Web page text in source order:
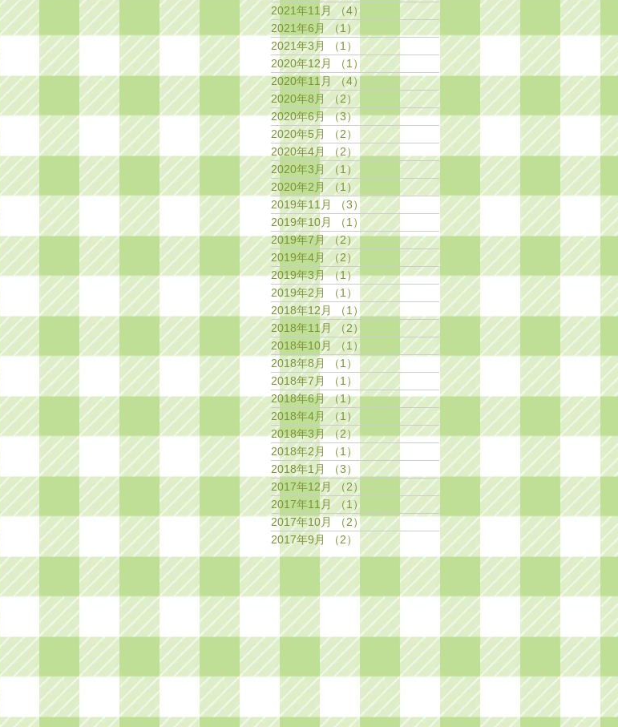
2021年11月
（4）
4件の記事
2021年6月 （1）1件の記事
2021年3月
（1）
1件の記事
2020年12月
（1） 1件の記事
2020年11月 （4）
4件の記事
2020年8月
（2）
2件の記事
2020年6月 （3）3件の記事
2020年5月
（2）
2件の記事
2020年4月
（2）
2件の記事
2020年3月 （1） 1件の記事
2020年2月 （1）1件の記事
2019年11月
（3） 3件の記事
2019年10月
（1）
1件の記事
2019年7月 （2）2件の記事
2019年4月
（2） 2件の記事
2019年3月 （1）1件の記事
2019年2月
（1）
1件の記事
2018年12月
（1）1件の記事
2018年11月 （2）
2件の記事
2018年10月
（1）
1件の記事
2018年8月
（1）
1件の記事
2018年7月
（1）
1件の記事
2018年6月 （1）1件の記事
2018年4月 （1）1件の記事
2018年3月 （2）2件の記事
2018年2月
（1）
1件の記事
2018年1月
（3）
3件の記事
2017年12月 （2）
2件の記事
2017年11月
（1）
1件の記事
2017年10月
（2）2件の記事
2017年9月
（2） 2件の記事